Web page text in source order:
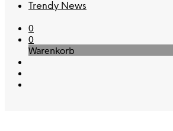
Trendy News
0
0
Warenkorb